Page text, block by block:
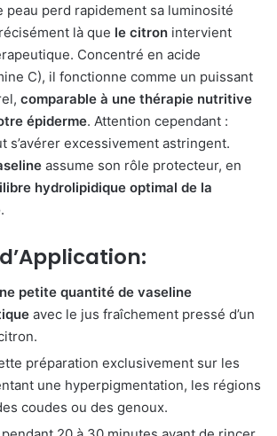
peau perd rapidement sa luminosité
là que le citron intervient
Concentré en acide
C), il fonctionne comme un puissant
comparable à une thérapie nutritive
épiderme. Attention cependant :
s’avérer excessivement astringent.
assume son rôle protecteur, en
hydrolipidique optimal de la
.
petite quantité de vaseline
avec le jus fraîchement pressé d’un
préparation exclusivement sur les
une hyperpigmentation, les régions
coudes ou des genoux.